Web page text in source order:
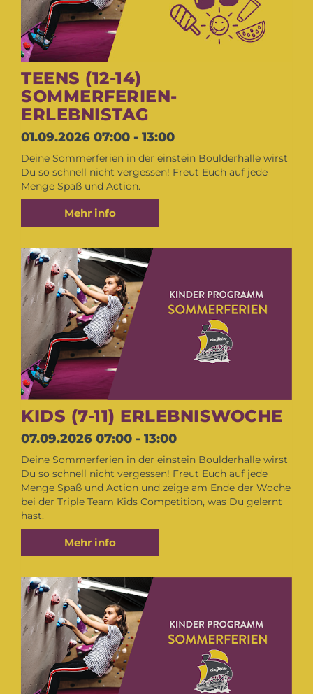
TEENS (12-14)
SOMMERFERIEN-
ERLEBNISTAG
01.09.2026 07:00 - 13:00
Deine Sommerferien in der einstein Boulderhalle wirst
Du so schnell nicht vergessen! Freut Euch auf jede
Menge Spaß und Action.
Mehr info
KIDS (7-11) ERLEBNISWOCHE
07.09.2026 07:00 - 13:00
Deine Sommerferien in der einstein Boulderhalle wirst
Du so schnell nicht vergessen! Freut Euch auf jede
Menge Spaß und Action und zeige am Ende der Woche
bei der Triple Team Kids Competition, was Du gelernt
hast.
Mehr info